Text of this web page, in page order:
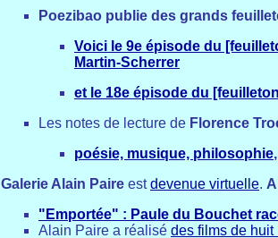
Poezibao publie des grands
Voici le 9e épisode du
Martin-Scherrer
et le 18e épisode du
Les notes de lecture de Florence
poésie, musique, philosophie
Galerie Alain Paire estdevenue virtuelle.
"Emportée" : Paule du Bouchet
Alain Paire a réalisé des films de huit